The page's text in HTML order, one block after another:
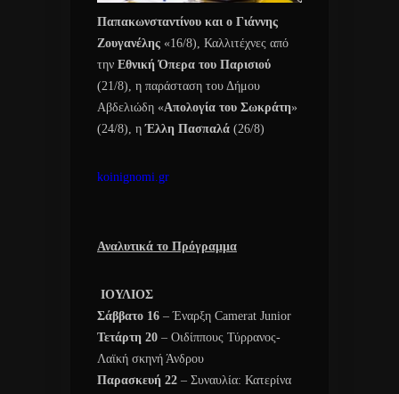
Παπακωνσταντίνου και ο Γιάννης
Ζουγανέλης «16/8), Καλλιτέχνες από
την Εθνική Όπερα του Παρισιού
(21/8), η παράσταση του Δήμου
Αβδελιώδη «Απολογία του Σωκράτη»
(24/8), ηΈλλη Πασπαλά (26/8)
koinignomi.gr
Αναλυτικά το Πρόγραμμα
ΙΟΥΛΙΟΣ
Σάββατο 16 – Έναρξη Camerat Junior
Τετάρτη 20 – Οιδίππους Τύρρανος-
Λαϊκή σκηνή Άνδρου
Παρασκευή 22 – Συναυλία: Κατερίνα